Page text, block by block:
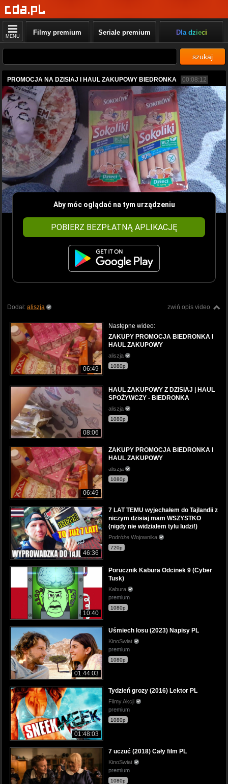
MENU Filmy premium Seriale premium Dla dzieci
szukaj
PROMOCJA NA DZISIAJ I HAUL ZAKUPOWY BIEDRONKA 00:08:12
Aby móc oglądać na tym urządzeniu
POBIERZ BEZPŁATNĄ APLIKACJĘ
zwiń opis video
Dodał: aliszja
06:49
Następne wideo:
ZAKUPY PROMOCJA BIEDRONKA I
HAUL ZAKUPOWY
aliszja
1080p
08:06
HAUL ZAKUPOWY Z DZISIAJ | HAUL
SPOŻYWCZY - BIEDRONKA
aliszja
1080p
06:49
ZAKUPY PROMOCJA BIEDRONKA I
HAUL ZAKUPOWY
aliszja
1080p
46:36
7 LAT TEMU wyjechałem do Tajlandii z
niczym dzisiaj mam WSZYSTKO
(nigdy nie widziałem tylu ludzi!)
Podróże Wojownika
720p
10:40
Porucznik Kabura Odcinek 9 (Cyber
Tusk)
Kabura
premium
1080p
01:44:03
Uśmiech losu (2023) Napisy PL
KinoSwiat
premium
1080p
01:48:03
Tydzień grozy (2016) Lektor PL
Filmy Akcji
premium
1080p
7 uczuć (2018) Cały film PL
KinoSwiat
premium
1080p